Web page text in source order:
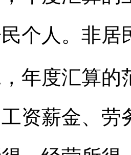
个人。非居
度汇算的
资薪金、劳